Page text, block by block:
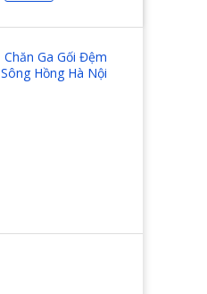
Chăn Ga Gối Đệm
Sông Hồng Hà Nội